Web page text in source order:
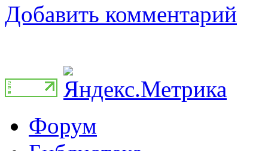
Добавить комментарий
Форум